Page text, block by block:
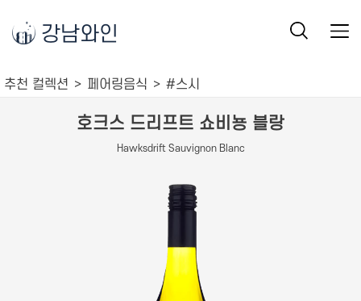
강남와인
추천 컬렉션 페어링음식 #스시
호크스 드리프트 쇼비뇽 블랑
Hawksdrift Sauvignon Blanc